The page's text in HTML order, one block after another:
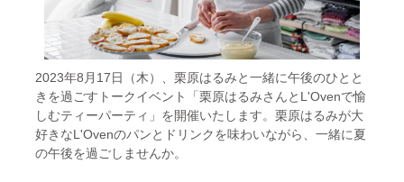
2023年8月17日（木）、栗原はるみと一緒に午後のひとと
きを過ごすトークイベント「栗原はるみさんとL'Ovenで愉
しむティーパーティ」を開催いたします。栗原はるみが大
好きなL'Ovenのパンとドリンクを味わいながら、一緒に夏
の午後を過ごしませんか。